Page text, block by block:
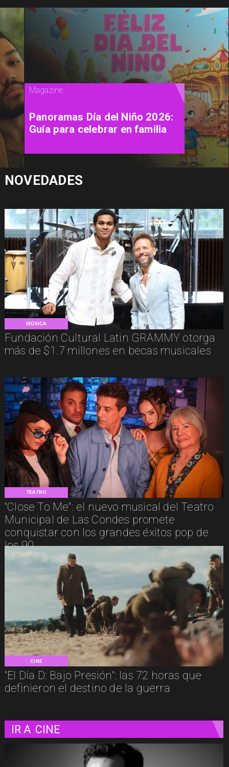
MÚSICA
Fundación Cultural Latin GRAMMY otorga
más de $1.7 millones en becas musicales
TEATRO
"Close To Me": el nuevo musical del Teatro
Municipal de Las Condes promete
conquistar con los grandes éxitos pop de
los 90
CINE
"El Día D: Bajo Presión": las 72 horas que
definieron el destino de la guerra
Magazine
Panoramas Día del Niño 2026:
Guía para celebrar en familia
NOVEDADES
IR A CINE